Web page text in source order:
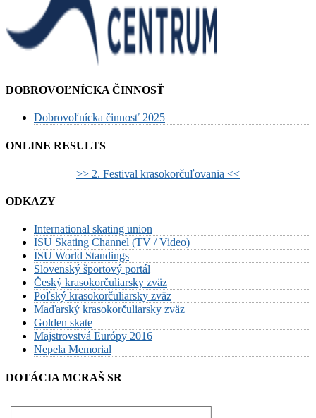
DOBROVOĽNÍCKA ČINNOSŤ
Dobrovoľnícka činnosť 2025
ONLINE RESULTS
>> 2. Festival krasokorčuľovania <<
ODKAZY
International skating union
ISU Skating Channel (TV / Video)
ISU World Standings
Slovenský športový portál
Český krasokorčuliarsky zväz
Poľský krasokorčuliarsky zväz
Maďarský krasokorčuliarsky zväz
Golden skate
Majstrovstvá Európy 2016
Nepela Memorial
DOTÁCIA MCRAŠ SR